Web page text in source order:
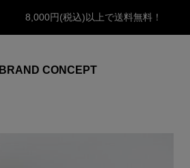
8,000円(税込)以上で送料無料！
BRAND CONCEPT